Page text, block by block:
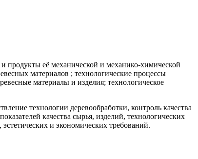
продукты её механической и механико-химической
материалов ; технологические процессы
материалы и изделия; технологическое
технологии деревообработки, контроль качества
качества сырья, изделий, технологических
и экономических требований.